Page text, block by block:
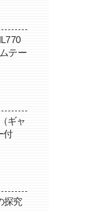
テー
ギャ
付
探究